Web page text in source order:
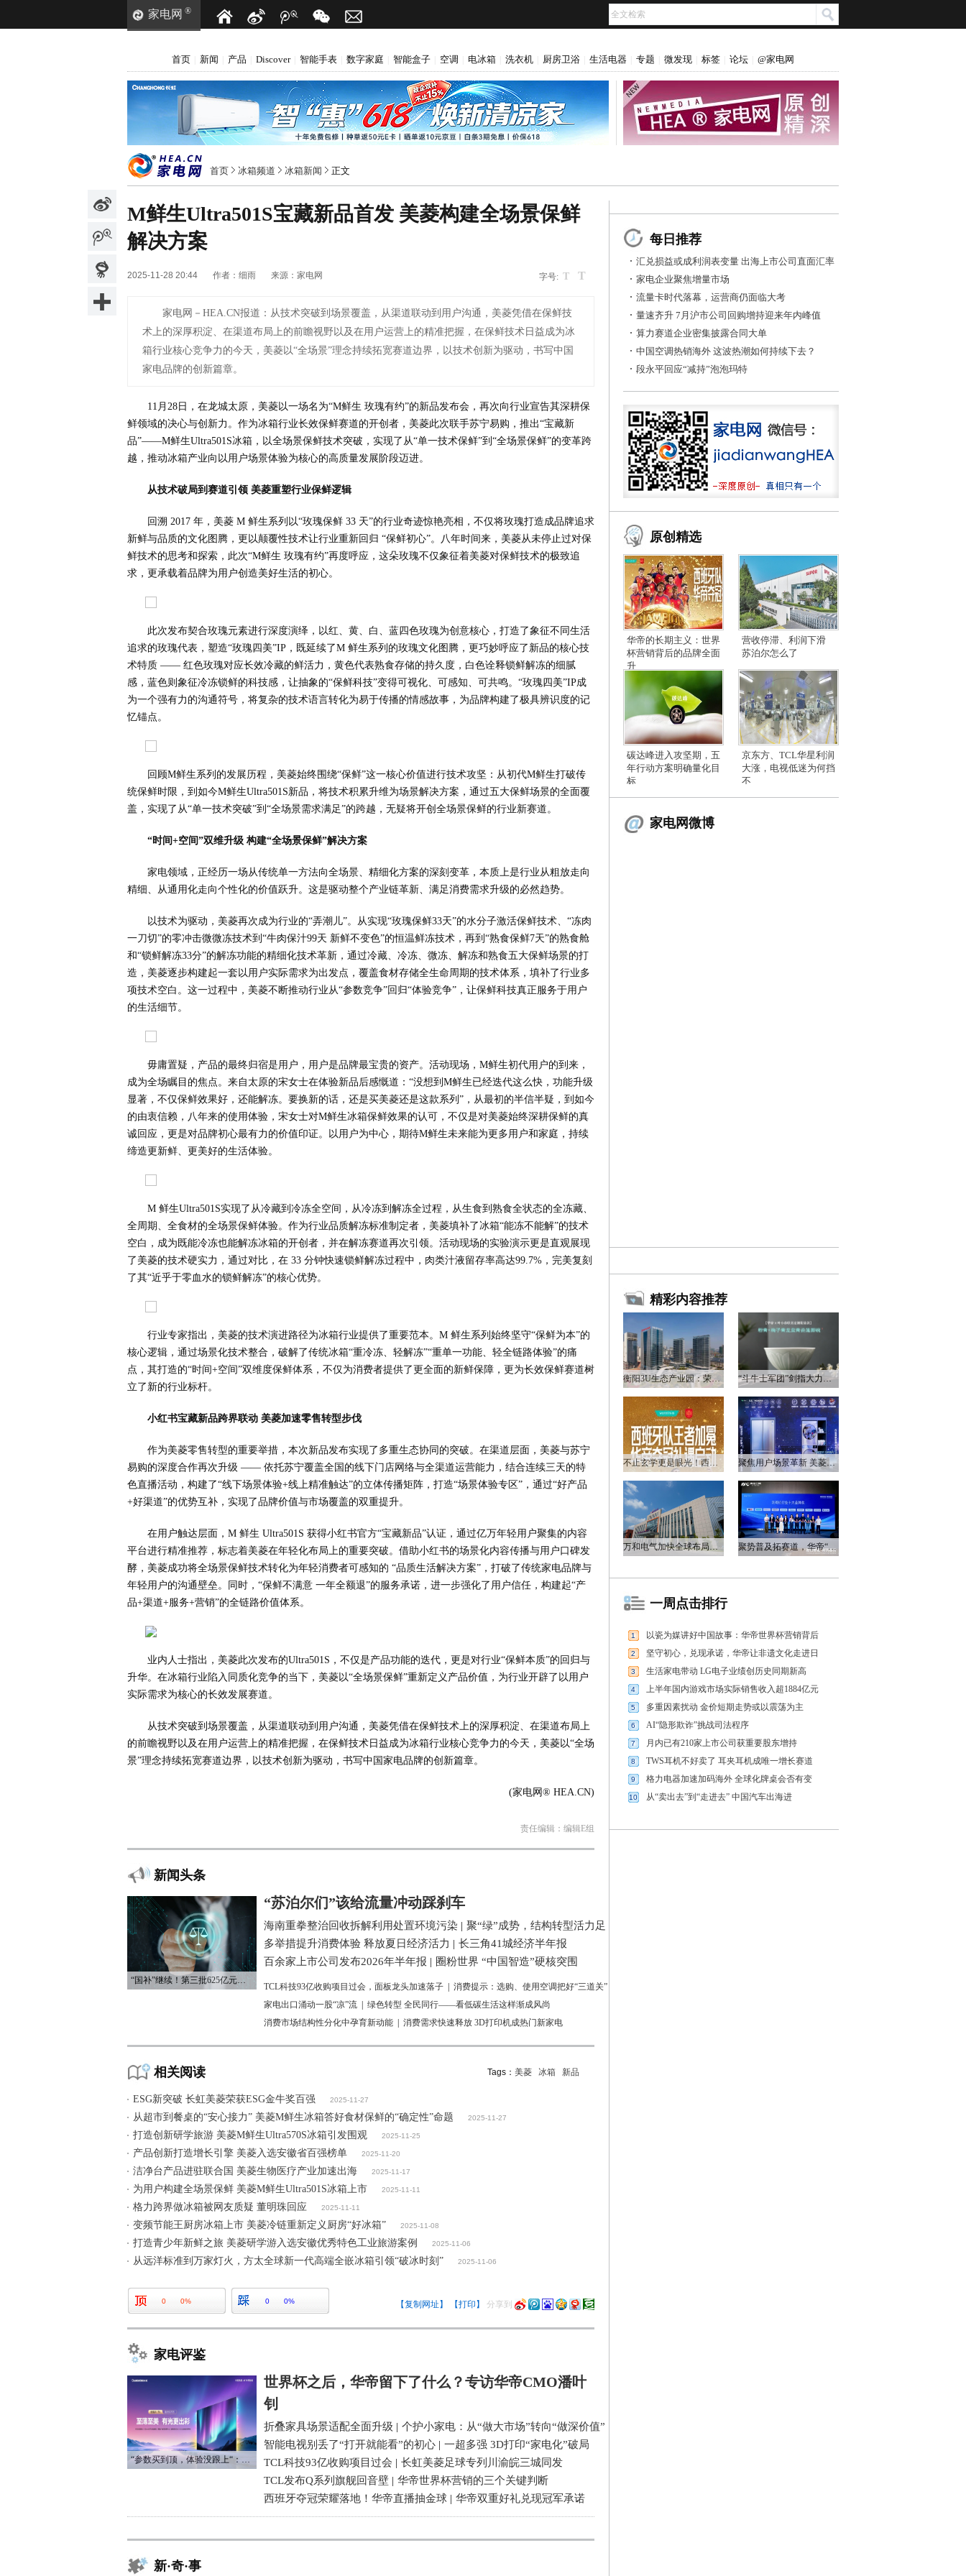
家电网 ®
首页 新闻 产品 Discover 智能手表 数字家庭 智能盒子 空调 电冰箱 洗衣机 厨房卫浴 生活电器 专题 微发现 标签 论坛 @家电网
首页 冰箱频道 冰箱新闻 正文
M鲜生Ultra501S宝藏新品首发 美菱构建全场景保鲜
解决方案
字号: T T
2025-11-28 20:44 作者： 细雨 来源： 家电网
家电网－HEA.CN报道： 从技术突破到场景覆盖，从渠道联动到用户沟通，美菱凭借在保鲜技
术上的深厚积淀、在渠道布局上的前瞻视野以及在用户运营上的精准把握，在保鲜技术日益成为冰
箱行业核心竞争力的今天，美菱以“全场景”理念持续拓宽赛道边界，以技术创新为驱动，书写中国
家电品牌的创新篇章。
11月28日，在龙城太原，美菱以一场名为“M鲜生 玫瑰有约”的新品发布会，再次向行业宣告其深耕保
鲜领域的决心与创新力。作为冰箱行业长效保鲜赛道的开创者，美菱此次联手苏宁易购，推出“宝藏新
品”——M鲜生Ultra501S冰箱，以全场景保鲜技术突破，实现了从“单一技术保鲜”到“全场景保鲜”的变革跨
越，推动冰箱产业向以用户场景体验为核心的高质量发展阶段迈进。
从技术破局到赛道引领 美菱重塑行业保鲜逻辑
回溯 2017 年，美菱 M 鲜生系列以“玫瑰保鲜 33 天”的行业奇迹惊艳亮相，不仅将玫瑰打造成品牌追求
新鲜与品质的文化图腾，更以颠覆性技术让行业重新回归 “保鲜初心”。八年时间来，美菱从未停止过对保
鲜技术的思考和探索，此次“M鲜生 玫瑰有约”再度呼应，这朵玫瑰不仅象征着美菱对保鲜技术的极致追
求，更承载着品牌为用户创造美好生活的初心。
此次发布契合玫瑰元素进行深度演绎，以红、黄、白、蓝四色玫瑰为创意核心，打造了象征不同生活
追求的玫瑰代表，塑造“玫瑰四美”IP，既延续了M 鲜生系列的玫瑰文化图腾，更巧妙呼应了新品的核心技
术特质 —— 红色玫瑰对应长效冷藏的鲜活力，黄色代表熟食存储的持久度，白色诠释锁鲜解冻的细腻
感，蓝色则象征冷冻锁鲜的科技感，让抽象的“保鲜科技”变得可视化、可感知、可共鸣。“玫瑰四美”IP成
为一个强有力的沟通符号，将复杂的技术语言转化为易于传播的情感故事，为品牌构建了极具辨识度的记
忆锚点。
回顾M鲜生系列的发展历程，美菱始终围绕“保鲜”这一核心价值进行技术攻坚：从初代M鲜生打破传
统保鲜时限，到如今M鲜生Ultra501S新品，将技术积累升维为场景解决方案，通过五大保鲜场景的全面覆
盖，实现了从“单一技术突破”到“全场景需求满足”的跨越，无疑将开创全场景保鲜的行业新赛道。
“时间+空间”双维升级 构建“全场景保鲜”解决方案
家电领域，正经历一场从传统单一方法向全场景、精细化方案的深刻变革，本质上是行业从粗放走向
精细、从通用化走向个性化的价值跃升。这是驱动整个产业链革新、满足消费需求升级的必然趋势。
以技术为驱动，美菱再次成为行业的“弄潮儿”。从实现“玫瑰保鲜33天”的水分子激活保鲜技术、“冻肉
一刀切”的零冲击微微冻技术到“牛肉保汁99天 新鲜不变色”的恒温鲜冻技术，再到“熟食保鲜7天”的熟食舱
和“锁鲜解冻33分”的解冻功能的精细化技术革新，通过冷藏、冷冻、微冻、解冻和熟食五大保鲜场景的打
造，美菱逐步构建起一套以用户实际需求为出发点，覆盖食材存储全生命周期的技术体系，填补了行业多
项技术空白。这一过程中，美菱不断推动行业从“参数竞争”回归“体验竞争”，让保鲜科技真正服务于用户
的生活细节。
毋庸置疑，产品的最终归宿是用户，用户是品牌最宝贵的资产。活动现场，M鲜生初代用户的到来，
成为全场瞩目的焦点。来自太原的宋女士在体验新品后感慨道：“没想到M鲜生已经迭代这么快，功能升级
显著，不仅保鲜效果好，还能解冻。要换新的话，还是买美菱还是这款系列”，从最初的半信半疑，到如今
的由衷信赖，八年来的使用体验，宋女士对M鲜生冰箱保鲜效果的认可，不仅是对美菱始终深耕保鲜的真
诚回应，更是对品牌初心最有力的价值印证。以用户为中心，期待M鲜生未来能为更多用户和家庭，持续
缔造更新鲜、更美好的生活体验。
M 鲜生Ultra501S实现了从冷藏到冷冻全空间，从冷冻到解冻全过程，从生食到熟食全状态的全冻藏、
全周期、全食材的全场景保鲜体验。作为行业品质解冻标准制定者，美菱填补了冰箱“能冻不能解”的技术
空白，成为既能冷冻也能解冻冰箱的开创者，并在解冻赛道再次引领。活动现场的实验演示更是直观展现
了美菱的技术硬实力，通过对比，在 33 分钟快速锁鲜解冻过程中，肉类汁液留存率高达99.7%，完美复刻
了其“近乎于零血水的锁鲜解冻”的核心优势。
行业专家指出，美菱的技术演进路径为冰箱行业提供了重要范本。M 鲜生系列始终坚守“保鲜为本”的
核心逻辑，通过场景化技术整合，破解了传统冰箱“重冷冻、轻解冻”“重单一功能、轻全链路体验”的痛
点，其打造的“时间+空间”双维度保鲜体系，不仅为消费者提供了更全面的新鲜保障，更为长效保鲜赛道树
立了新的行业标杆。
小红书宝藏新品跨界联动 美菱加速零售转型步伐
作为美菱零售转型的重要举措，本次新品发布实现了多重生态协同的突破。在渠道层面，美菱与苏宁
易购的深度合作再次升级 —— 依托苏宁覆盖全国的线下门店网络与全渠道运营能力，结合连续三天的特
色直播活动，构建了“线下场景体验+线上精准触达”的立体传播矩阵，打造“场景体验专区”，通过“好产品
+好渠道”的优势互补，实现了品牌价值与市场覆盖的双重提升。
在用户触达层面，M 鲜生 Ultra501S 获得小红书官方“宝藏新品”认证，通过亿万年轻用户聚集的内容
平台进行精准推荐，标志着美菱在年轻化布局上的重要突破。借助小红书的场景化内容传播与用户口碑发
酵，美菱成功将全场景保鲜技术转化为年轻消费者可感知的 “品质生活解决方案”，打破了传统家电品牌与
年轻用户的沟通壁垒。同时，“保鲜不满意 一年全额退”的服务承诺，进一步强化了用户信任，构建起“产
品+渠道+服务+营销”的全链路价值体系。
业内人士指出，美菱此次发布的Ultra501S，不仅是产品功能的迭代，更是对行业“保鲜本质”的回归与
升华。在冰箱行业陷入同质化竞争的当下，美菱以“全场景保鲜”重新定义产品价值，为行业开辟了以用户
实际需求为核心的长效发展赛道。
从技术突破到场景覆盖，从渠道联动到用户沟通，美菱凭借在保鲜技术上的深厚积淀、在渠道布局上
的前瞻视野以及在用户运营上的精准把握，在保鲜技术日益成为冰箱行业核心竞争力的今天，美菱以“全场
景”理念持续拓宽赛道边界，以技术创新为驱动，书写中国家电品牌的创新篇章。
(家电网® HEA.CN)
责任编辑：编辑E组
新闻头条
“国补”继续！第三批625亿元资金已下达
“苏泊尔们”该给流量冲动踩刹车
海南重拳整治回收拆解利用处置环境污染 | 聚“绿”成势，结构转型活力足
多举措提升消费体验 释放夏日经济活力 | 长三角41城经济半年报
百余家上市公司发布2026年半年报 | 圈粉世界 “中国智造”硬核突围
TCL科技93亿收购项目过会，面板龙头加速落子
消费提示：选购、使用空调把好“三道关”
家电出口涌动一股“凉”流
绿色转型 全民同行——看低碳生活这样渐成风尚
消费市场结构性分化中孕育新动能
消费需求快速释放 3D打印机成热门新家电
相关阅读 Tags： 美菱 冰箱 新品
ESG新突破 长虹美菱荣获ESG金牛奖百强 2025-11-27
从超市到餐桌的“安心接力” 美菱M鲜生冰箱答好食材保鲜的“确定性”命题 2025-11-27
打造创新研学旅游 美菱M鲜生Ultra570S冰箱引发围观 2025-11-25
产品创新打造增长引擎 美菱入选安徽省百强榜单 2025-11-20
洁净台产品进驻联合国 美菱生物医疗产业加速出海 2025-11-17
为用户构建全场景保鲜 美菱M鲜生Ultra501S冰箱上市 2025-11-11
格力跨界做冰箱被网友质疑 董明珠回应 2025-11-11
变频节能王厨房冰箱上市 美菱冷链重新定义厨房“好冰箱” 2025-11-08
打造青少年新鲜之旅 美菱研学游入选安徽优秀特色工业旅游案例 2025-11-06
从远洋标准到万家灯火，方太全球新一代高端全嵌冰箱引领“破冰时刻” 2025-11-06
0 0% 0 0% 【复制网址】 【打印】 分享到
家电评鉴
“参数买到顶，体验没跟上“：长虹追光Q70S给高端电视打了个样
世界杯之后，华帝留下了什么？专访华帝CMO潘叶
钊
折叠家具场景适配全面升级 | 个护小家电：从“做大市场”转向“做深价值”
智能电视别丢了“打开就能看”的初心 | 一超多强 3D打印“家电化”破局
TCL科技93亿收购项目过会 | 长虹美菱足球专列川渝皖三城同发
TCL发布Q系列旗舰回音壁 | 华帝世界杯营销的三个关键判断
西班牙夺冠荣耀落地！华帝直播抽金球 | 华帝双重好礼兑现冠军承诺
新·奇·事
每日推荐
汇兑损益或成利润表变量 出海上市公司直面汇率
风控大考
家电企业聚焦增量市场
流量卡时代落幕，运营商仍面临大考
量速齐升 7月沪市公司回购增持迎来年内峰值
算力赛道企业密集披露合同大单
中国空调热销海外 这波热潮如何持续下去？
段永平回应“减持”泡泡玛特
原创精选
华帝的长期主义：世界
杯营销背后的品牌全面
升
营收停滞、利润下滑
苏泊尔怎么了
碳达峰进入攻坚期，五
年行动方案明确量化目
标
京东方、TCL华星利润
大涨，电视低迷为何挡
不
家电网微博
精彩内容推荐
衡阳3U生态产业园：荣电集团的政企合作新答卷 “斗牛士军团”剑指大力神杯，华帝以“一瓷一金”静候荣光
不止玄学更是眼光！西班牙队夺冠，华帝火速官宣启动兑奖福利 聚焦用户场景革新 美菱产品创新打造差异化居家体验
万和电气加快全球布局，海外营收占比升至四成 聚势普及拓赛道，华帝“亮剑”洗碗机峰会，破局存量换新
一周点击排行
1 以瓷为媒讲好中国故事：华帝世界杯营销背后
2 坚守初心，兑现承诺，华帝让非遗文化走进日
3 生活家电带动 LG电子业绩创历史同期新高
4 上半年国内游戏市场实际销售收入超1884亿元
5 多重因素扰动 金价短期走势或以震荡为主
6 AI“隐形欺诈”挑战司法程序
7 月内已有210家上市公司获重要股东增持
8 TWS耳机不好卖了 耳夹耳机成唯一增长赛道
9 格力电器加速加码海外 全球化牌桌会否有变
10 从“卖出去”到“走进去” 中国汽车出海进